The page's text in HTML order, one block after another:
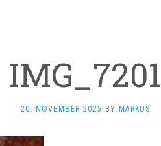
IMG_7201
20. NOVEMBER 2025 BY MARKUS